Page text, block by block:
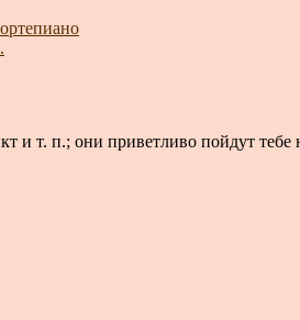
и т. п.; они приветливо пойдут